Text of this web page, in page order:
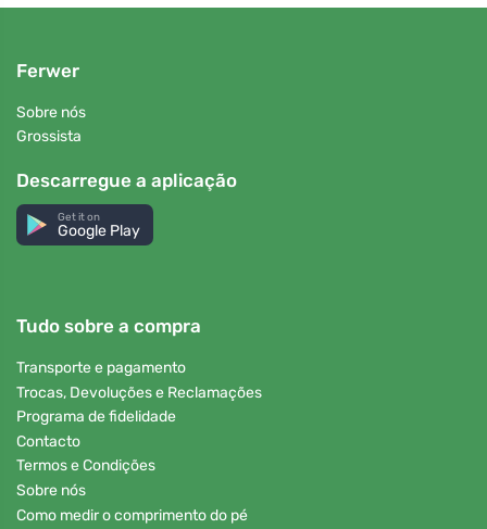
Ferwer
Sobre nós
Grossista
Descarregue a aplicação
Get it on
Google Play
Tudo sobre a compra
Transporte e pagamento
Trocas, Devoluções e Reclamações
Programa de fidelidade
Contacto
Termos e Condições
Sobre nós
Como medir o comprimento do pé